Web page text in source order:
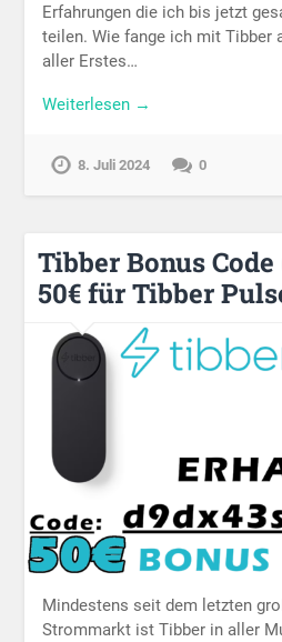
Erfahrungen die ich bis jetzt
teilen. Wie fange ich mit Tibber
aller Erstes…
Weiterlesen →
8. Juli 2024 0
Tibber Bonus
50€ für Tibber
Mindestens seit dem letzten
Strommarkt ist Tibber in aller